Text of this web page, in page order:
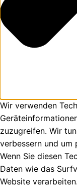
Wir verwenden
zuzugreifen. Wir
verbessern und um
Wenn Sie diesen
Daten wie das
Website